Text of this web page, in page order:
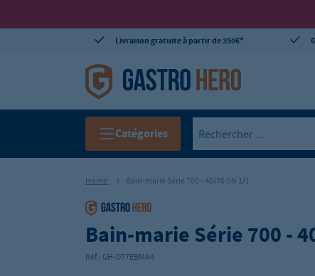
Livraison gratuite à partir de 350€*
Catégories
Home Bain-marie Série 700 - 40/70 GN 1/1
Bain-marie Série 700 -
Réf.: GH-D77EBMA4